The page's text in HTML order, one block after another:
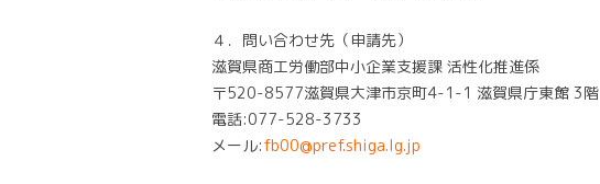
４．問い合わせ先（申請先）
滋賀県商工労働部中小企業支援課 活性化推進係
〒520-8577滋賀県大津市京町4-1-1 滋賀県庁東館 3階
電話:077-528-3733
メール:fb00@pref.shiga.lg.jp